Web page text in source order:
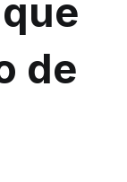
de